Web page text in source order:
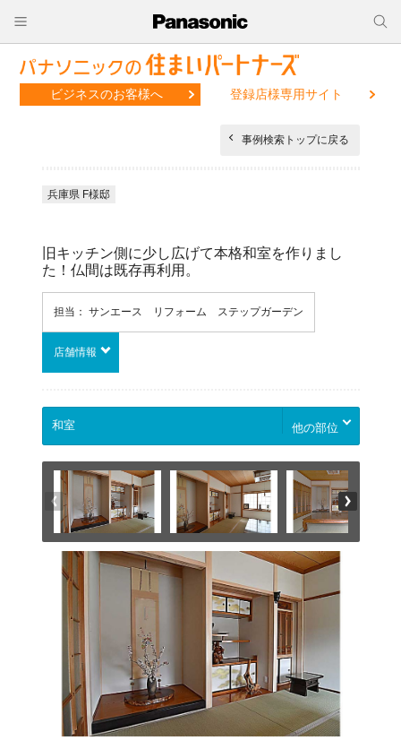
ビジネスのお客様へ 登録店様専用サイト
事例検索トップに戻る
兵庫県 F様邸
旧キッチン側に少し広げて本格和室を作りまし
た！仏間は既存再利用。
担当： サンエース リフォーム ステップガーデン
店舗情報
他の部位